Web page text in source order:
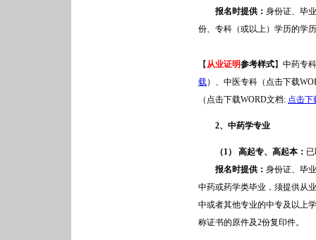
报名时提供： 身份证、毕
份、专科（或以上）学历的学
【从业证明参考样式】中药专
载）、中医专科（点击下载
（点击下载WORD文档: 点击下
2、中药学专业
（1） 高起专、高起本：
报名时提供： 身份证、毕
中药或药学类毕业，须提供从
中或者其他专业的中专及以上
称证书的原件及2份复印件。